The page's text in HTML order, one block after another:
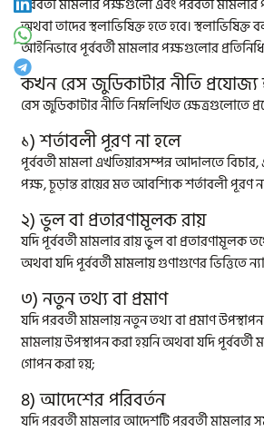
পূর্ববর্তী মামলার পক্ষগুলো এবং পরবর্তী
অথবা তাদের স্থলাভিষিক্ত হতে হবে। স্থলাভিষিক্ত
আইনিভাবে পূর্ববর্তী মামলার পক্ষগুলোর
কখন রেস জুডিকাটার নীতি প্রযোজ্য
রেস জুডিকাটার নীতি নিম্নলিখিত ক্ষেত্রগুলোতে
১) শর্তাবলী পূরণ না হলে
পূর্ববর্তী মামলা এখতিয়ারসম্পন্ন আদালতে
পক্ষ, চূড়ান্ত রায়ের মত আবশ্যিক শর্তাবলী পূরণ
২) ভুল বা প্রতারণামূলক রায়
যদি পূর্ববর্তী মামলার রায় ভুল বা প্রতারণামূলক
অথবা যদি পূর্ববর্তী মামলায় গুণাগুণের ভিত্তিতে
৩) নতুন তথ্য বা প্রমাণ
যদি পরবর্তী মামলায় নতুন তথ্য বা প্রমাণ উপস্থাপন
মামলায় উপস্থাপন করা হয়নি অথবা যদি পূর্ববর্তী
গোপন করা হয়;
৪) আদেশের পরিবর্তন
যদি পরবর্তী মামলার আদেশটি পরবর্তী মামলার